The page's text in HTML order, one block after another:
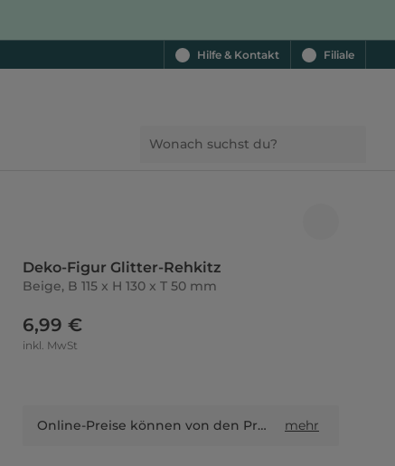
Hilfe & Kontakt Filiale
Deko-Figur Glitter-Rehkitz
Beige, B 115 x H 130 x T 50 mm
6,99 €
inkl. MwSt
Online-Preise können von den Preisen in Filialen sowie Shop-in-Shop-Flächen abweichen. mehr